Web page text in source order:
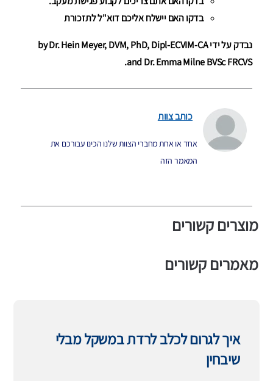
בדקו האם יישלח אליכם דוא"ל לתזכורת
נבדק על ידי by Dr. Hein Meyer, DVM, PhD, Dipl-ECVIM-CA
and Dr. Emma Milne BVSc FRCVS.
כותב צוות
אחד או אחת מחברי הצוות שלנו הכינו עבורכם את
המאמר הזה
מוצרים קשורים
מאמרים קשורים
איך לגרום לכלב לרדת במשקל מבלי
שיבחין